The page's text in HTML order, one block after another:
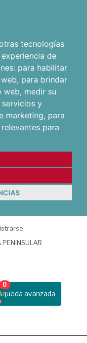
tecnologías
de
para habilitar
, para brindar
web, medir su
y
marketing, para
para
PENINSULAR
avanzada
0